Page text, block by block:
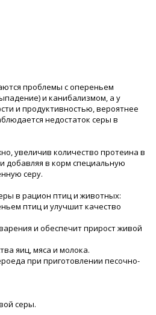
проблемы с опереньем
и канибализмом, а у
и продуктивностью, вероятнее
недостаток серы в
увеличив количество протеина в
добавляя в корм специальную
серу.
в рацион птиц и животных:
птиц и улучшит качество
и обеспечит прирост живой
яиц, мяса и молока.
при приготовлении песочно-
серы.